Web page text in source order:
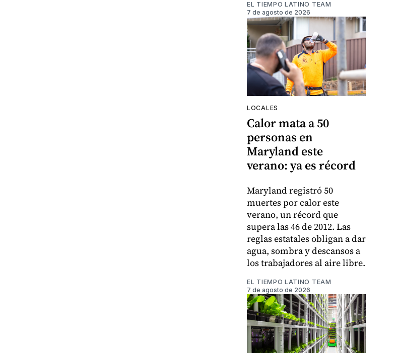
EL TIEMPO LATINO TEAM
7 de agosto de 2026
LOCALES
Calor mata a 50
personas en
Maryland este
verano: ya es récord
Maryland registró 50
muertes por calor este
verano, un récord que
supera las 46 de 2012. Las
reglas estatales obligan a dar
agua, sombra y descansos a
los trabajadores al aire libre.
EL TIEMPO LATINO TEAM
7 de agosto de 2026